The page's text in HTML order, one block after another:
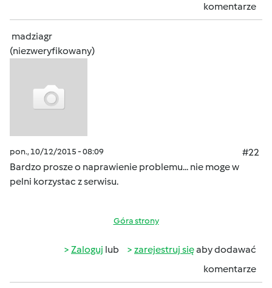
komentarze
madziagr
(niezweryfikowany)
pon., 10/12/2015 - 08:09
#22
Bardzo prosze o naprawienie problemu... nie moge w
pelni korzystac z serwisu.
Góra strony
Zaloguj lub zarejestruj sięaby dodawać
komentarze